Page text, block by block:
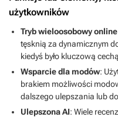
użytkowników
Tryb wieloosobowy online
tęsknią za dynamicznym
kiedyś było kluczową
Wsparcie dla modów:
brakiem możliwości
dalszego ulepszania lub
Ulepszona AI: Wiele